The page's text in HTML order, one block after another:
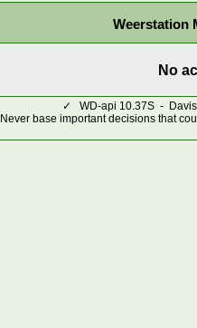
Weerstation
No
✓
WD-api 10.37S -
Never base important decisions that